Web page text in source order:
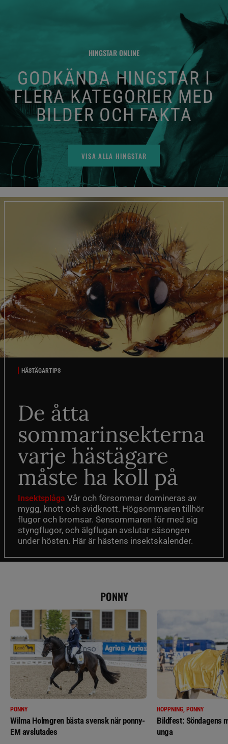
HINGSTAR ONLINE
GODKÄNDA HINGSTAR I
FLERA KATEGORIER MED
BILDER OCH FAKTA
VISA ALLA HINGSTAR
HÄSTÄGARTIPS
De åtta
sommarinsekterna
varje hästägare
måste ha koll på
Insektsplåga Vår och försommar domineras av
mygg, knott och svidknott. Högsommaren tillhör
flugor och bromsar. Sensommaren för med sig
styngflugor, och älgflugan avslutar säsongen
under hösten. Här är hästens insektskalender.
PONNY
PONNY
Wilma Holmgren bästa svensk när ponny-
EM avslutades
HOPPNING, PONNY
Bildfest: Söndagens
unga